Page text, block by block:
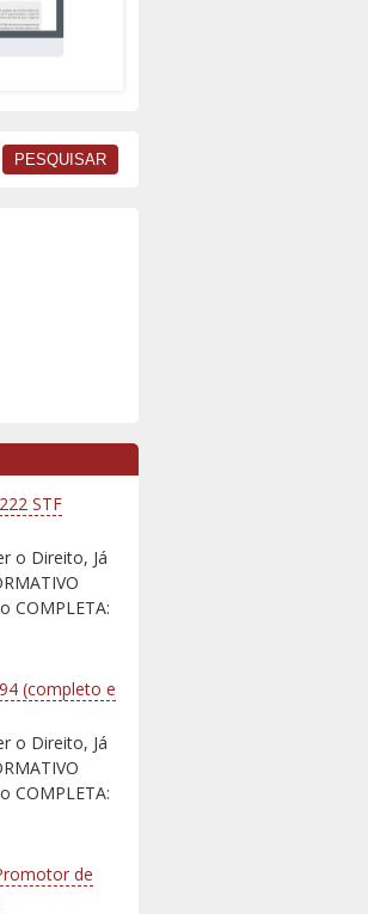
STF
o Direito, Já
COMPLETA:
(completo e
o Direito, Já
COMPLETA:
de